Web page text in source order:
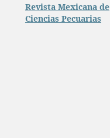
Revista Mexicana de
Ciencias Pecuarias